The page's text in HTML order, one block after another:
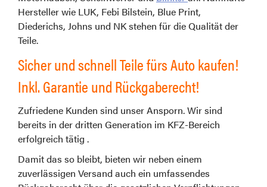
Hersteller wie LUK, Febi Bilstein, Blue Print,
Diederichs, Johns und NK stehen für die Qualität der
Teile.
Sicher und schnell Teile fürs Auto kaufen!
Inkl. Garantie und Rückgaberecht!
Zufriedene Kunden sind unser Ansporn. Wir sind
bereits in der dritten Generation im KFZ-Bereich
erfolgreich tätig .
Damit das so bleibt, bieten wir neben einem
zuverlässigen Versand auch ein umfassendes